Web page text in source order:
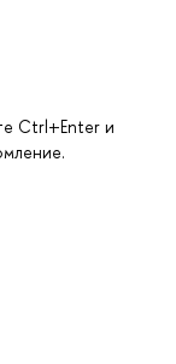
Ctrl+Enter и